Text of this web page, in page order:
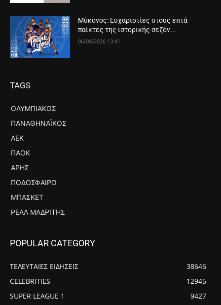
Μύκονος: Ευχαριστίες στους επτά
παίκτες της ιστορικής σεζόν...
06/08/2026 13:41
TAGS
ΟΛΥΜΠΙΑΚΌΣ
ΠΑΝΑΘΗΝΑΪΚΌΣ
ΑΕΚ
ΠΑΟΚ
ΆΡΗΣ
ΠΟΔΌΣΦΑΙΡΟ
ΜΠΆΣΚΕΤ
ΡΕΆΛ ΜΑΔΡΊΤΗΣ
POPULAR CATEGORY
ΤΕΛΕΥΤΑΙΕΣ ΕΙΔΗΣΕΙΣ
38646
CELEBRITIES
12945
SUPER LEAGUE 1
9427